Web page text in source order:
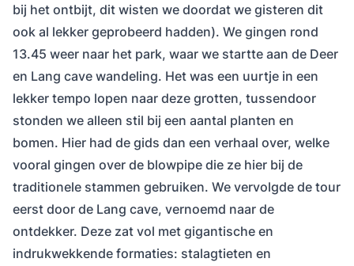
bij het ontbijt, dit wisten we doordat we gisteren dit
ook al lekker geprobeerd hadden). We gingen rond
13.45 weer naar het park, waar we startte aan de Deer
en Lang cave wandeling. Het was een uurtje in een
lekker tempo lopen naar deze grotten, tussendoor
stonden we alleen stil bij een aantal planten en
bomen. Hier had de gids dan een verhaal over, welke
vooral gingen over de blowpipe die ze hier bij de
traditionele stammen gebruiken. We vervolgde de tour
eerst door de Lang cave, vernoemd naar de
ontdekker. Deze zat vol met gigantische en
indrukwekkende formaties: stalagtieten en